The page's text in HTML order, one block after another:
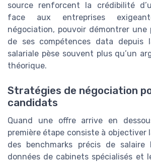
source renforcent la crédibilité
face aux entreprises
négociation, pouvoir démontrer une
de ses compétences data depuis
salariale pèse souvent plus qu’un
théorique.
Stratégies de négociation
candidats
Quand une offre arrive en
première étape consiste à objectiver
des benchmarks précis de
données de cabinets spécialisés et